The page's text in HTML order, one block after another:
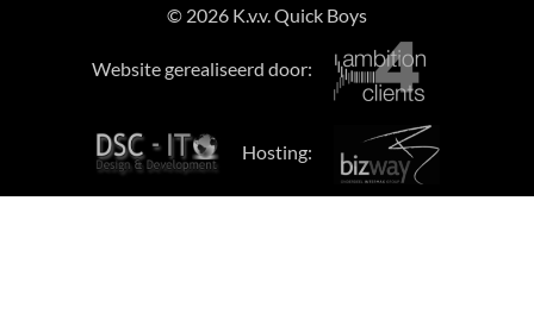
© 2026 K.v.v. Quick Boys
Website gerealiseerd door:
Hosting: